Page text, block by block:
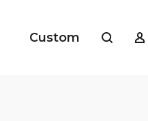
Custom